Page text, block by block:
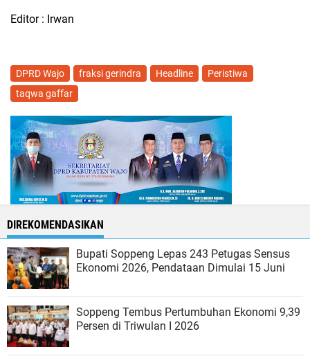
Editor : Irwan
DPRD Wajo fraksi gerindra Headline
Peristiwa
taqwa gaffar
DIREKOMENDASIKAN
Bupati Soppeng Lepas 243 Petugas Sensus
Ekonomi 2026, Pendataan Dimulai 15 Juni
Soppeng Tembus Pertumbuhan Ekonomi 9,39
Persen di Triwulan I 2026